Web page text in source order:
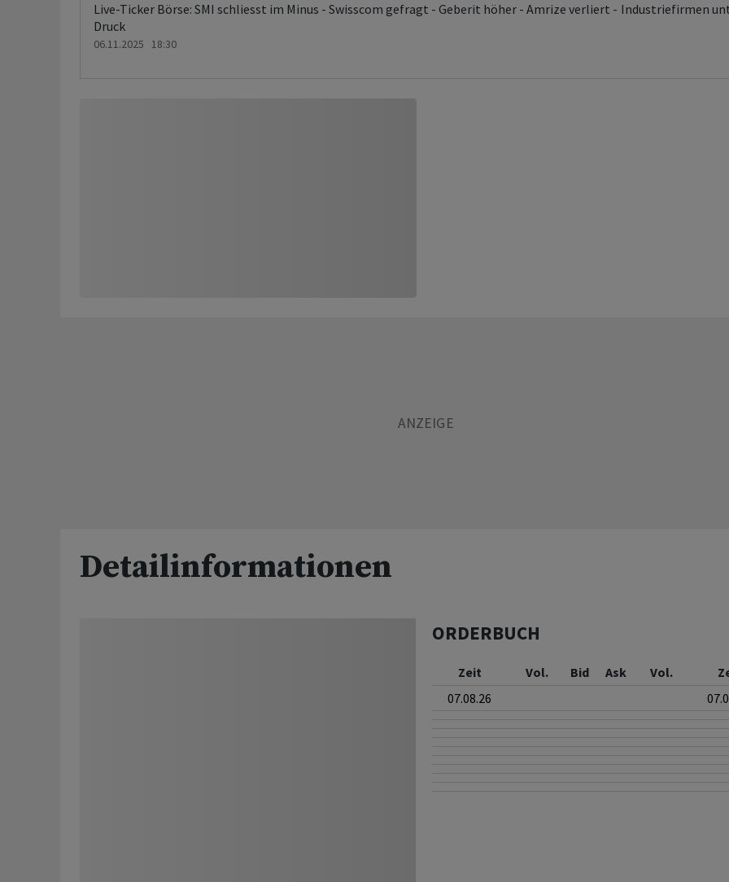
Live-Ticker Börse: SMI schliesst im Minus - Swisscom gefragt - Geberit höher - Amrize verliert - Industriefirmen unter
Druck
06.11.2025 18:30
Detailinformationen
ORDERBUCH
Zeit Vol. Bid Ask Vol.
07.08.26